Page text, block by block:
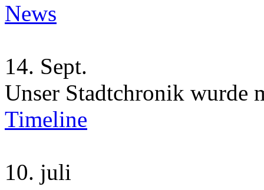
News
14. Sept.
Unser Stadtchronik wurde
Timeline
10. juli